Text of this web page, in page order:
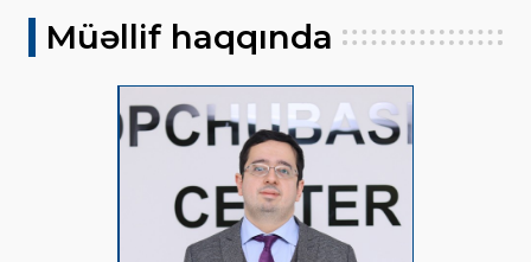
Müəllif haqqında